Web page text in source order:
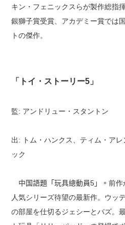
キン・フェニックスらが製作総指揮
銀獅子賞受賞
アカデミー賞では
トの傑作。
「 トイ・ストーリー5」
監: アンドリュー・スタントン
出:
トム・ハンクス、ティム・ア
ック
中国語題「玩具總動員5」。 前作
人気シリーズ待望の最新作。ウッ
の部屋を仕切るジェシーとバズ。